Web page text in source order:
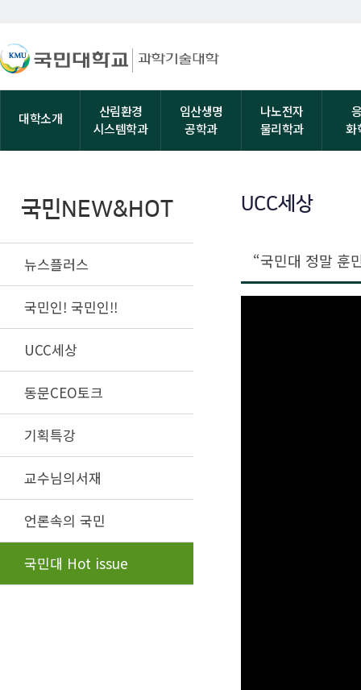
대학소개
산림환경
시스템학과
임산생명
공학과
나노전자
물리학과
화
국민NEW&HOT
뉴스플러스
국민인! 국민인!!
UCC세상
동문CEO토크
기획특강
교수님의서재
언론속의 국민
국민대 Hot issue
UCC세상
“국민대 정말 훈